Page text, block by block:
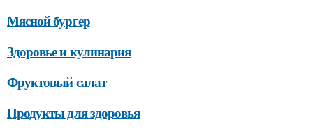
Мясной бургер
Здоровье и кулинария
Фруктовый салат
Продукты для здоровья